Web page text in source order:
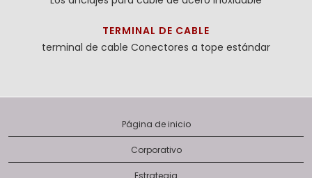
TERMINAL DE CABLE
terminal de cable Conectores a tope estándar
Página de inicio
Corporativo
Estrategia